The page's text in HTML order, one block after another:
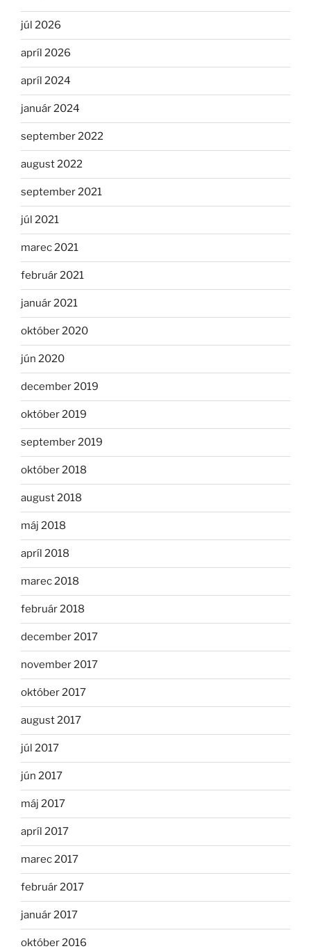
júl 2026
apríl 2026
apríl 2024
január 2024
september 2022
august 2022
september 2021
júl 2021
marec 2021
február 2021
január 2021
október 2020
jún 2020
december 2019
október 2019
september 2019
október 2018
august 2018
máj 2018
apríl 2018
marec 2018
február 2018
december 2017
november 2017
október 2017
august 2017
júl 2017
jún 2017
máj 2017
apríl 2017
marec 2017
február 2017
január 2017
október 2016